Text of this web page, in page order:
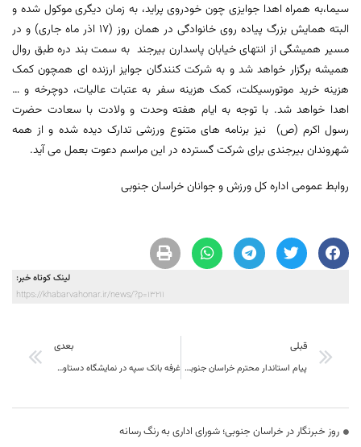
سیما،به همراه اهدا جوایزی چون خودروی پراید، به زمان دیگری موکول شده و
البته همایش بزرگ پیاده روی خانوادگی در همان روز (17 اذر ماه جاری) و در
مسیر همیشگی از انتهای خیابان پاسدارن بیرجند به سمت بند دره طبق روال
همیشه برگزار خواهد شد و به شرکت کنندگان جوایز ارزنده ای همچون کمک
هزینه خرید موتورسیکلت، کمک هزینه سفر به عتبات عالیات، دوچرخه و …
اهدا خواهد شد. با توجه به ایام هفته وحدت و ولادت با سعادت حضرت
رسول اکرم (ص) نیز برنامه های متنوع ورزشی تدارک دیده شده و از همه
شهروندان بیرجندی برای شرکت گسترده در این مراسم دعوت بعمل می آید.
روابط عمومی اداره کل ورزش و جوانان خراسان جنوبی
لینک کوتاه خبر:
https://khabarvahonar.ir/news/?p=13211
قبلی
پیام استاندار محترم خراسان جنوبی به مناسبت سالروز ولادت باسعادت رسول اکرم(ص) و هفته وحدت
بعدی
غرفه بانک سپه در نمایشگاه دستاوردهای فناوری و پژوهشی
روز خبرنگار در خراسان جنوبی؛ شورای اداری به رنگ رسانه